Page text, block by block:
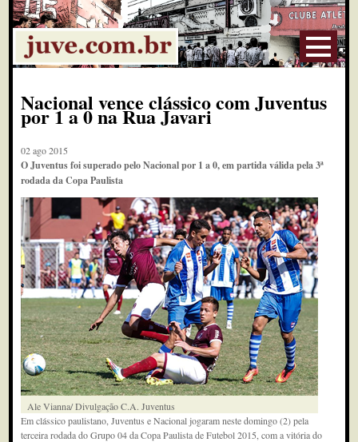
Nacional vence clássico com Juventus
por 1 a 0 na Rua Javari
02 ago 2015
O Juventus foi superado pelo Nacional por 1 a 0, em partida válida pela 3ª
rodada da Copa Paulista
Ale Vianna/ Divulgação C.A. Juventus
Em clássico paulistano, Juventus e Nacional jogaram neste domingo (2) pela
terceira rodada do Grupo 04 da Copa Paulista de Futebol 2015, com a vitória do